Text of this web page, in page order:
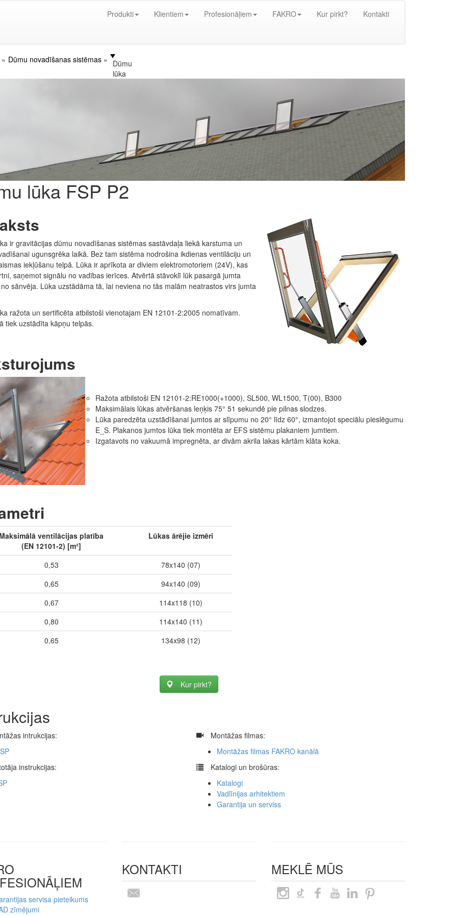
Produkti Klientiem Profesionāļiem FAKRO Kur pirkt? Kontakti
Dūmu novadīšanas sistēmas
Dūmu
lūka
lūka FSP P2
ir gravitācijas dūmu novadīšanas sistēmas sastāvdaļa liekā karstuma un
ugunsgrēka laikā. Bez tam sistēma nodrošina ikdienas ventilāciju un
iekļūšanu telpā. Lūka ir aprīkota ar diviem elektromotoriem (24V), kas
saņemot signālu no vadības ierīces. Atvērtā stāvoklī lūk pasargā jumta
sānvēja. Lūka uzstādāma tā, lai neviena no tās malām neatrastos virs jumta
ražota un sertificēta atbilstoši vienotajam EN 12101-2:2005 nomatīvam.
tiek uzstādīta kāpņu telpās.
Ražota atbilstoši EN 12101-2:RE1000(+1000), SL500, WL1500, T(00), B300
Maksimālais lūkas atvēršanas leņķis 75° 51 sekundē pie pilnas slodzes.
Lūka paredzēta uzstādīšanai jumtos ar slīpumu no 20° līdz 60°, izmantojot speciālu pieslēgumu
E_S. Plakanos jumtos lūka tiek montēta ar EFS sistēmu plakaniem jumtiem.
Izgatavots no vakuumā impregnēta, ar divām akrila lakas kārtām klāta koka.
ventilācijas platība
(EN 12101-2) [m²]
Lūkas ārējie izmēri
0,53
78x140 (07)
0,65
94x140 (09)
0,67
114x118 (10)
0,80
114x140 (11)
0,65
134x98 (12)
Kur pirkt?
intrukcijas:
instrukcijas:
Montāžas filmas:
Montāžas filmas FAKRO kanālā
Katalogi un brošūras:
Katalogi
Vadlīnijas arhitektiem
Garantija un serviss
servisa pieteikums
zīmējumi
KONTAKTI MEKLĒ MŪS